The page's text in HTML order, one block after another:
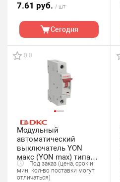
7.61 руб. / шт
Сегодня
0.0
Модульный
автоматический
выключатель YON
макс (YON max) типа
MD63, 1 полюс, хар-ка
C, 13А, 4,5кА DKC
Под заказ (цена, срок и
мин. кол-во поставки могут
отличаться)